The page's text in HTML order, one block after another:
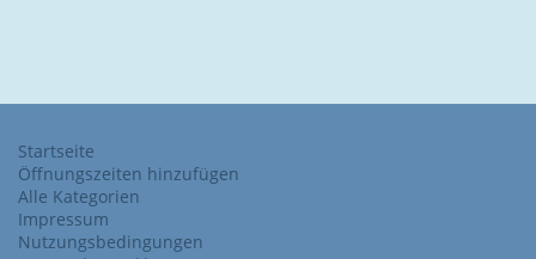
Startseite
Öffnungszeiten hinzufügen
Alle Kategorien
Impressum
Nutzungsbedingungen